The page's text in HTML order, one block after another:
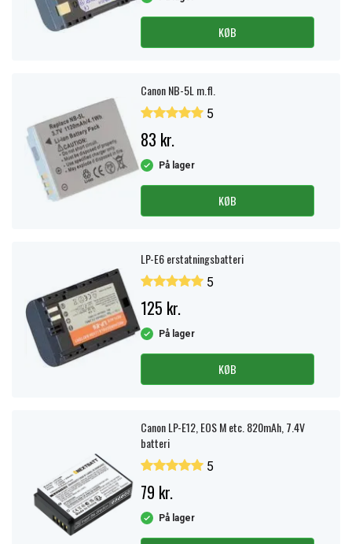
KØB
Canon NB-5L m.fl.
5
83 kr.
På lager
KØB
LP-E6 erstatningsbatteri
5
125 kr.
På lager
KØB
Canon LP-E12, EOS M etc. 820mAh, 7.4V
batteri
5
79 kr.
På lager